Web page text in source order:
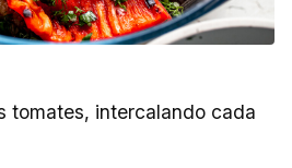
tomates, intercalando cada